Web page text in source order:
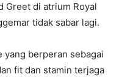
Greet di atrium Royal
tidak sabar lagi.
yang berperan sebagai
fit dan stamin terjaga